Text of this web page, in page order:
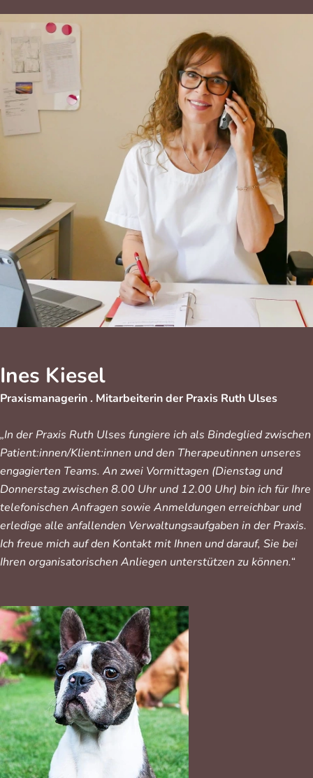
Ines Kiesel
Praxismanagerin . Mitarbeiterin der Praxis Ruth Ulses
„In der Praxis Ruth Ulses fungiere ich als Bindeglied zwischen
Patient:innen/Klient:innen und den Therapeutinnen unseres
engagierten Teams. An zwei Vormittagen (Dienstag und
Donnerstag zwischen 8.00 Uhr und 12.00 Uhr) bin ich für Ihre
telefonischen Anfragen sowie Anmeldungen erreichbar und
erledige alle anfallenden Verwaltungsaufgaben in der Praxis.
Ich freue mich auf den Kontakt mit Ihnen und darauf, Sie bei
Ihren organisatorischen Anliegen unterstützen zu können.“